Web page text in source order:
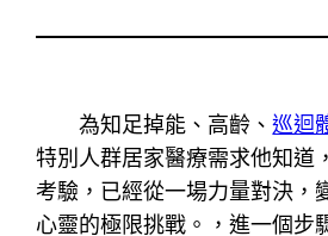
為知足掉能、高齡、巡迴
特別人群居家醫療需求他知道
考驗，已經從一場力量對決，
心靈的極限挑戰。，進一個步